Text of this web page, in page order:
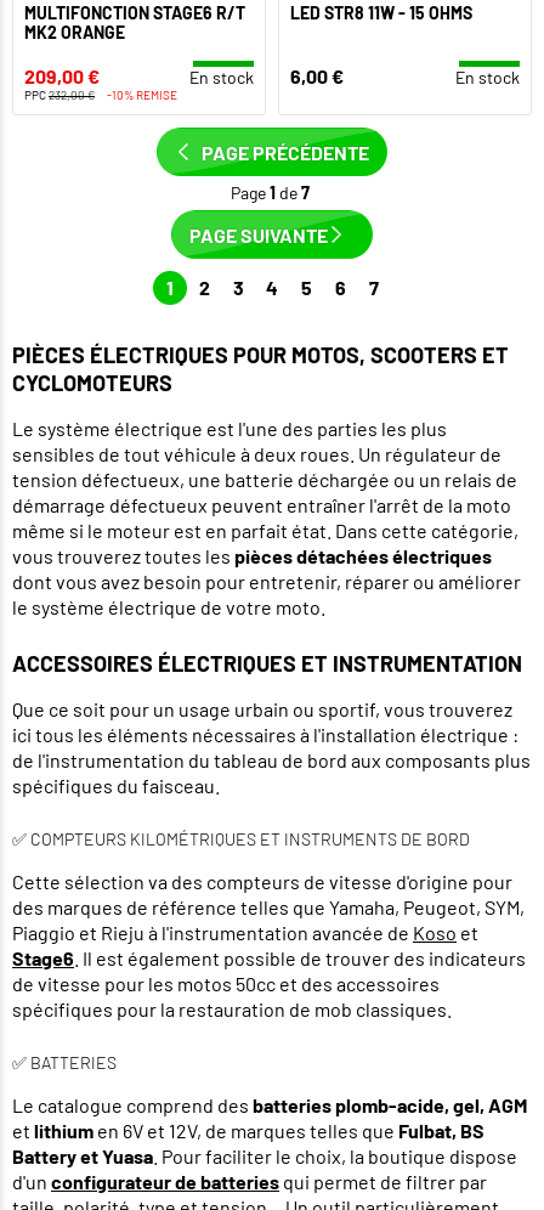
MULTIFONCTION STAGE6 R/T
MK2 ORANGE
209,00 € En stock
PPC232,00 € -10% REMISE
LED STR8 11W - 15 OHMS
6,00 € En stock
PAGE PRÉCÉDENTE
Page1 de7
PAGE SUIVANTE
1 2 3 4 5 6 7
PIÈCES ÉLECTRIQUES POUR MOTOS, SCOOTERS ET
CYCLOMOTEURS
Le système électrique est l'une des parties les plus
sensibles de tout véhicule à deux roues. Un régulateur de
tension défectueux, une batterie déchargée ou un relais de
démarrage défectueux peuvent entraîner l'arrêt de la moto
même si le moteur est en parfait état. Dans cette catégorie,
vous trouverez toutes les pièces détachées électriques
dont vous avez besoin pour entretenir, réparer ou améliorer
le système électrique de votre moto.
ACCESSOIRES ÉLECTRIQUES ET INSTRUMENTATION
Que ce soit pour un usage urbain ou sportif, vous trouverez
ici tous les éléments nécessaires à l'installation électrique :
de l'instrumentation du tableau de bord aux composants plus
spécifiques du faisceau.
✅ COMPTEURS KILOMÉTRIQUES ET INSTRUMENTS DE BORD
Cette sélection va des compteurs de vitesse d'origine pour
des marques de référence telles que Yamaha, Peugeot, SYM,
Piaggio et Rieju à l'instrumentation avancée de Koso et
Stage6 . Il est également possible de trouver des indicateurs
de vitesse pour les motos 50cc et des accessoires
spécifiques pour la restauration de mob classiques.
✅ BATTERIES
Le catalogue comprend des batteries plomb-acide, gel, AGM
et lithium en 6V et 12V, de marques telles que Fulbat, BS
Battery et Yuasa . Pour faciliter le choix, la boutique dispose
d'un configurateur de batteries qui permet de filtrer par